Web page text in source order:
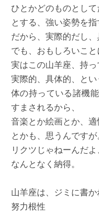
ひとかどのものとし
とする、強い姿勢を指
だから、実際的だし、
でも、おもしろいこと
実はこの山羊座、持っ
実際的、具体的、とい
体の持っている諸機
すまされるから、
音楽とか絵画とか、適
とかも、思うんですが
リクツじゃねーんだよ
なんとなく納得。
山羊座は、ジミに書か
努力根性